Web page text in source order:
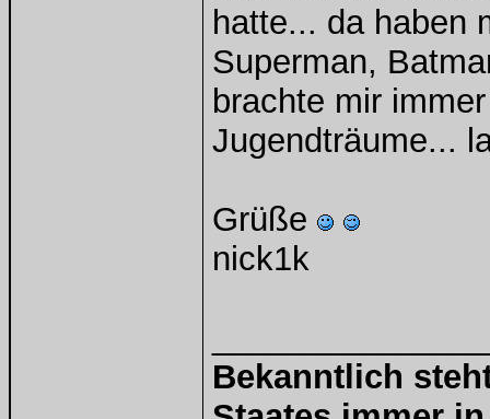
hatte... da haben
Superman,
brachte mir
Jugendträume...
Grüße
nick1k
Bekanntlich